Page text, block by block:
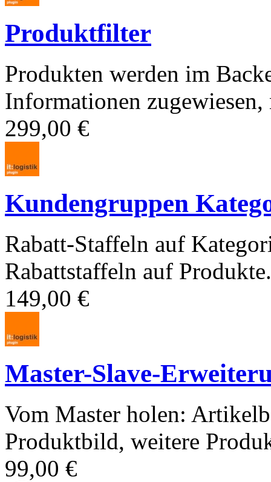
Produktfilter
Produkten werden im
Informationen zugewiesen,
299,00 €
Kundengruppen
Rabatt-Staffeln auf
Rabattstaffeln auf
149,00 €
Master-Slave-
Vom Master holen:
Produktbild, weitere
99,00 €